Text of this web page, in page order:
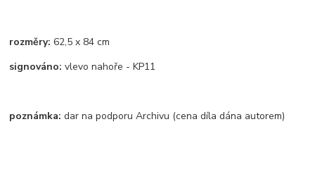
rozměry: 62,5 x 84 cm
signováno: vlevo nahoře - KP11
poznámka: dar na podporu Archivu (cena díla dána autorem)